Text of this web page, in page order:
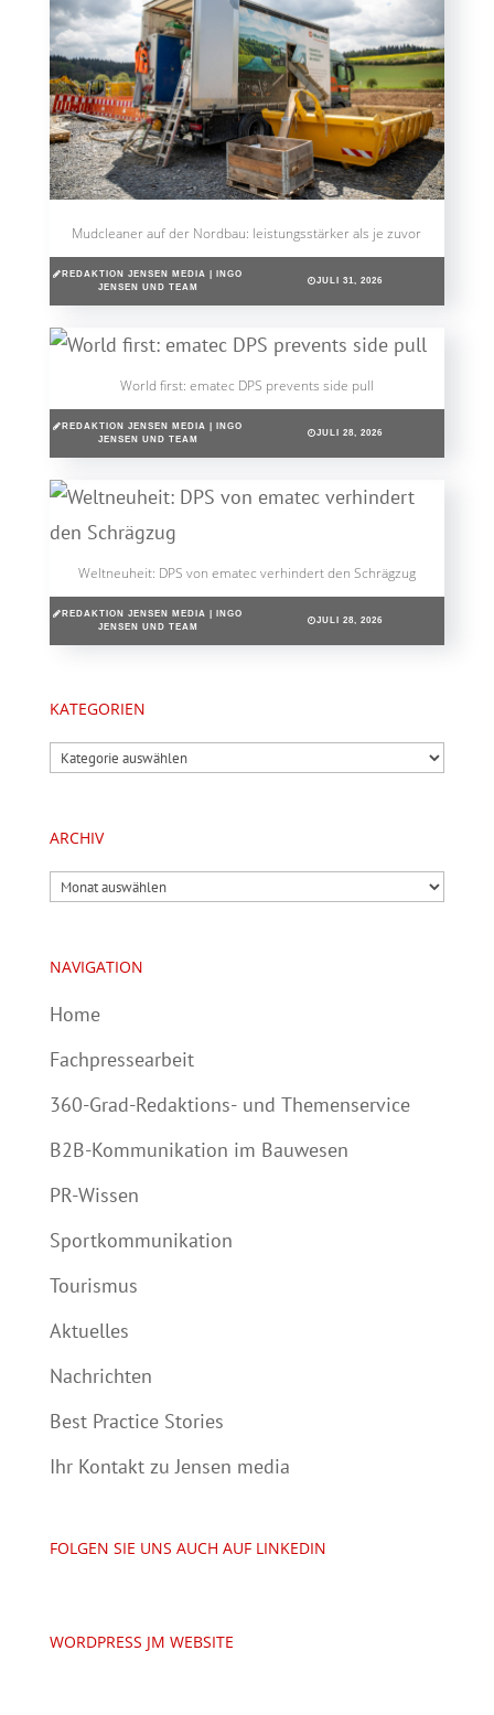
Mudcleaner auf der Nordbau: leistungsstärker als je zuvor
REDAKTION JENSEN MEDIA | INGO
JENSEN UND TEAM
JULI 31, 2026
World first: ematec DPS prevents side pull
REDAKTION JENSEN MEDIA | INGO
JENSEN UND TEAM
JULI 28, 2026
Weltneuheit: DPS von ematec verhindert den Schrägzug
REDAKTION JENSEN MEDIA | INGO
JENSEN UND TEAM
JULI 28, 2026
KATEGORIEN
Kategorien
ARCHIV
Archiv
NAVIGATION
Home
Fachpressearbeit
360-Grad-Redaktions- und Themenservice
B2B-Kommunikation im Bauwesen
PR-Wissen
Sportkommunikation
Tourismus
Aktuelles
Nachrichten
Best Practice Stories
Ihr Kontakt zu Jensen media
FOLGEN SIE UNS AUCH AUF LINKEDIN
WORDPRESS JM WEBSITE